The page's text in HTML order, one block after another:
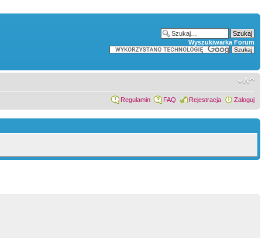
Wyszukiwarka Forum
Regulamin FAQ Rejestracja Zaloguj